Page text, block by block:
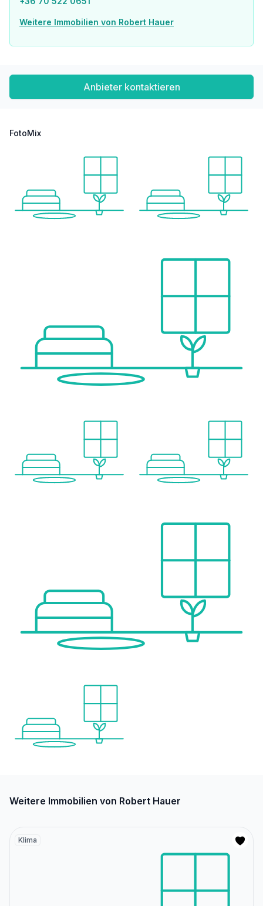
Die Immobilie inklusive aller Teile ist langfristig vermietet, was eine stabile und kontinuierliche Einnahmequelle darstellt.
Lage & Umfeld – 7. Bezirk / Erzsébetváros
– die berühmte Dohány-Synagoge im maurischen Stil
– vielfältige koschere Geschäfte
– trendige Bars und die international bekannten „Ruinenkneipen“ wie Szimpla Kert
Eckdaten des Bezirks:
– Bevölkerungsdichte: ca. 25.541 Einwohner/km²
Hinweis
Dieses Objekt wird von der ImmoTrading GmbH im Auftrag eines ungarischen Immobilienpartners vermittelt.
Weitere Immobilien von Robert Hauer
Anbieter kontaktieren
FotoMix
Weitere Immobilien von Robert Hauer
Klima